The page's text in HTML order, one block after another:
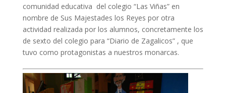
comunidad educativa del colegio “Las Viñas” en
nombre de Sus Majestades los Reyes por otra
actividad realizada por los alumnos, concretamente los
de sexto del colegio para “Diario de Zagalicos” , que
tuvo como protagonistas a nuestros monarcas.